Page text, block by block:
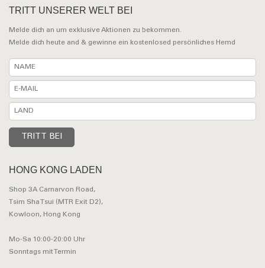
TRITT UNSERER WELT BEI
Melde dich an um exklusive Aktionen zu bekommen.
Melde dich heute and & gewinne ein kostenlosed persönliches Hemd
HONG KONG LADEN
Shop 3A Carnarvon Road,
Tsim Sha Tsui (MTR Exit D2),
Kowloon, Hong Kong
Mo-Sa 10:00-20:00 Uhr
Sonntags mit Termin